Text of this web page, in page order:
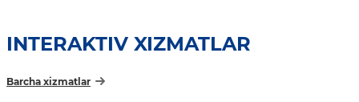
INTERAKTIV XIZMATLAR
Barcha xizmatlar